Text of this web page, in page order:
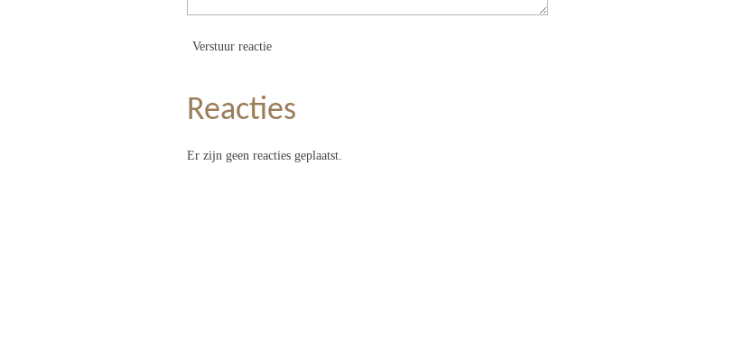
Verstuur reactie
Reacties
Er zijn geen reacties geplaatst.